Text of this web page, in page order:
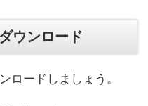
ウンロード
ロードしましょう。